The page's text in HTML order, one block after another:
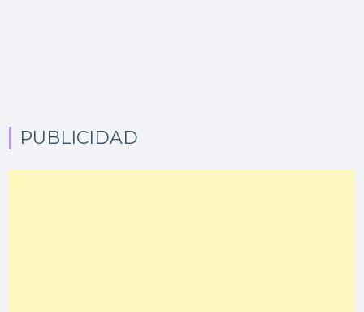
PUBLICIDAD